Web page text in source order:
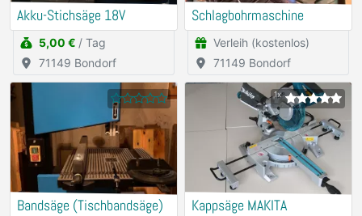
Akku-Stichsäge 18V
5,00 € / Tag
71149 Bondorf
Schlagbohrmaschine
Verleih (kostenlos)
71149 Bondorf
Bandsäge (Tischbandsäge)
1x
Kappsäge MAKITA